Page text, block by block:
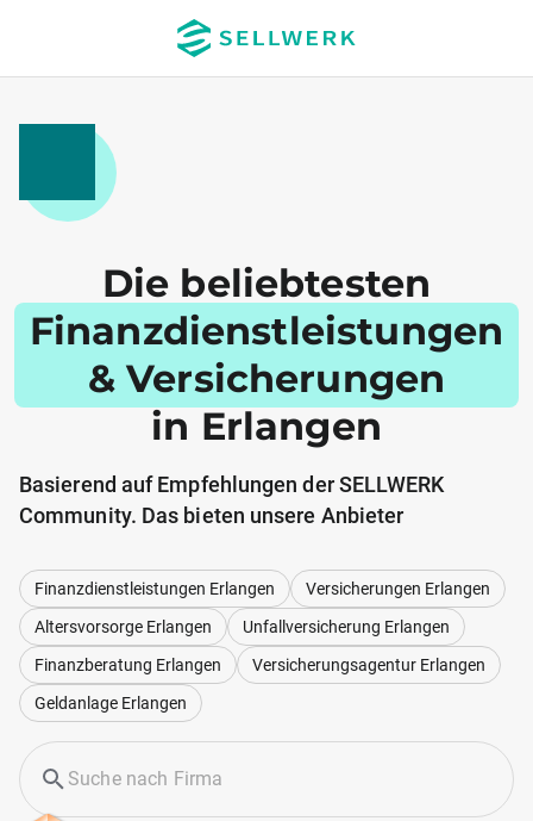
Die beliebtesten
Finanzdienstleistungen
& Versicherungen
in Erlangen
Basierend auf Empfehlungen der SELLWERK
Community. Das bieten unsere Anbieter
Finanzdienstleistungen Erlangen
Versicherungen Erlangen
Altersvorsorge Erlangen
Unfallversicherung Erlangen
Finanzberatung Erlangen
Versicherungsagentur Erlangen
Geldanlage Erlangen